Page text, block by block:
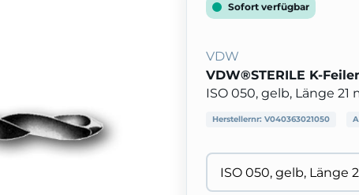
Sofort verfügbar
VDW
VDW®STERILE K-
ISO 050, gelb, Länge
Herstellernr: V040363021050